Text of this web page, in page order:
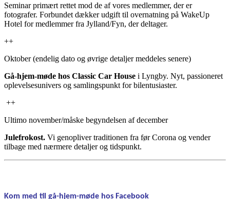
Seminar primært rettet mod de af vores medlemmer, der er
fotografer. Forbundet dækker udgift til overnatning på WakeUp
Hotel for medlemmer fra Jylland/Fyn, der deltager.
++
Oktober (endelig dato og øvrige detaljer meddeles senere)
Gå-hjem-møde hos Classic Car House i Lyngby. Nyt, passioneret
oplevelsesunivers og samlingspunkt for bilentusiaster.
++
Ultimo november/måske begyndelsen af december
Julefrokost. Vi genopliver traditionen fra før Corona og vender
tilbage med nærmere detaljer og tidspunkt.
Kom med til gå-hjem-møde hos Facebook